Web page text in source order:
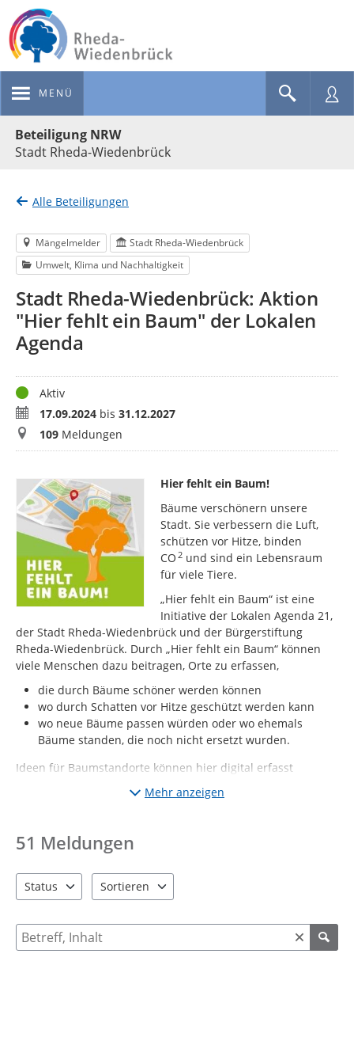
MENÜ
Beteiligung NRW
Stadt Rheda-Wiedenbrück
Alle Beteiligungen
Mängelmelder
Stadt Rheda-Wiedenbrück
Umwelt, Klima und Nachhaltigkeit
Stadt Rheda-Wiedenbrück: Aktion
"Hier fehlt ein Baum" der Lokalen
Agenda
StatusAktiv
Zeitraum17.09.2024 bis 31.12.2027
Meldungen
109 Meldungen
Hier fehlt ein Baum!
Bäume verschönern unsere
Stadt. Sie verbessern die Luft,
schützen vor Hitze, binden
CO 2 und sind ein Lebensraum
für viele Tiere.
„Hier fehlt ein Baum“ ist eine
Initiative der Lokalen Agenda 21,
der Stadt Rheda-Wiedenbrück und der Bürgerstiftung
Rheda-Wiedenbrück. Durch „Hier fehlt ein Baum“ können
viele Menschen dazu beitragen, Orte zu erfassen,
die durch Bäume schöner werden können
wo durch Schatten vor Hitze geschützt werden kann
wo neue Bäume passen würden oder wo ehemals
Bäume standen, die noch nicht ersetzt wurden.
Ideen für Baumstandorte können hier digital erfasst
werden. Dafür einfach auf der Karte einen Punkt setzen und
den Standort über das Betreff- und das Textfeld noch kurz
können hochgeladen werden.
Das Eintragen von Ideen ist kostenlos und kann anonym
oder namentlich erfolgen.
Baumpflanzungen, die in Frage kommen, können nicht
immer zeitnah realisiert werden. Der Zeitraum für
Mehr anzeigen
51 Meldungen
Status
Sortieren
Suche nach Meldungen und Kommentaren